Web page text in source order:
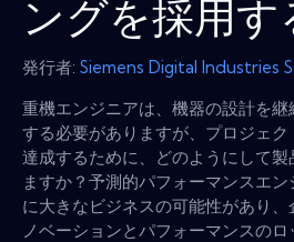
ングを採用す
発行者: Siemens Digital Industries
重機エンジニアは、機器の設計を
する必要がありますが、プロジェ
達成するために、どのようにして
ますか？予測的パフォーマンスエ
に大きなビジネスの可能性があり
ノベーションとパフォーマンスの